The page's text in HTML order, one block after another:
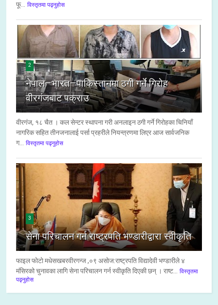
फू... विस्तृतमा पढ्नुहोस
2
नेपाल–भारत–पाकिस्तानमा ठगी गर्ने गिरोह
वीरगंजबाट पक्राउ
वीरगंज, १८ चैत । कल सेन्टर स्थापना गरी अनलाइन ठगी गर्ने गिरोहका चिनियाँ
नागरिक सहित तीनजनालाई पर्सा प्रहरीले नियन्त्रणमा लिएर आज सार्वजनिक
ग... विस्तृतमा पढ्नुहोस
3
सेना परिचालन गर्न राष्ट्रपति भण्डारीद्वारा स्वीकृति
फाइल फाेटाे मधेसखबरवीरगन्ज ,०९ असाेज:राष्ट्रपति विद्यादेवी भण्डारीले ४
मंसिरको चुनावका लागि सेना परिचालन गर्न स्वीकृति दिएकी छन् । राष्ट... विस्तृतमा
पढ्नुहोस